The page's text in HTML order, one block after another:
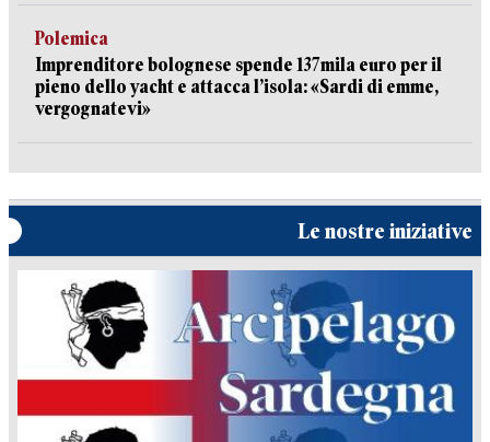
Polemica
Imprenditore bolognese spende 137mila euro per il
pieno dello yacht e attacca l’isola: «Sardi di emme,
vergognatevi»
Le nostre iniziative